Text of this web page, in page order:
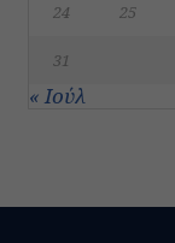
24 25
31
« Ιούλ